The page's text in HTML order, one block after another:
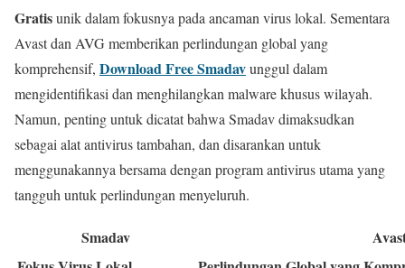
Gratisunik dalam fokusnya pada ancaman virus lokal. Sementara
Avast dan AVG memberikan perlindungan global yang
komprehensif, Download Free Smadavunggul dalam
mengidentifikasi dan menghilangkan malware khusus wilayah.
Namun, penting untuk dicatat bahwa Smadav dimaksudkan
sebagai alat antivirus tambahan, dan disarankan untuk
menggunakannya bersama dengan program antivirus utama yang
tangguh untuk perlindungan menyeluruh.
Smadav